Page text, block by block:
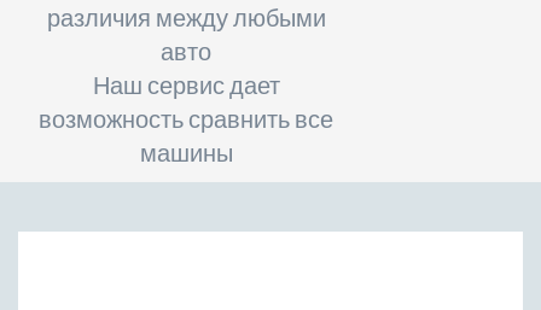
различия между любыми
авто
Наш сервис дает
возможность сравнить все
машины